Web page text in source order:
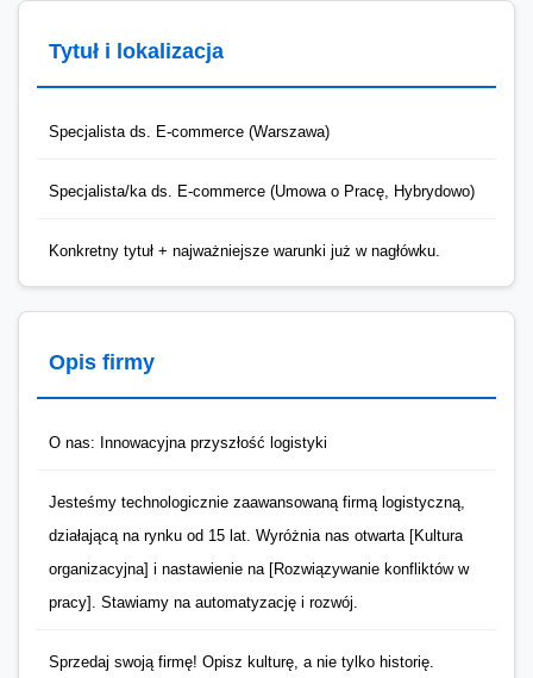
Tytuł i lokalizacja
Specjalista ds. E-commerce (Warszawa)
Specjalista/ka ds. E-commerce (Umowa o Pracę, Hybrydowo)
Konkretny tytuł + najważniejsze warunki już w nagłówku.
Opis firmy
O nas: Innowacyjna przyszłość logistyki
Jesteśmy technologicznie zaawansowaną firmą logistyczną,
działającą na rynku od 15 lat. Wyróżnia nas otwarta [Kultura
organizacyjna] i nastawienie na [Rozwiązywanie konfliktów w
pracy]. Stawiamy na automatyzację i rozwój.
Sprzedaj swoją firmę! Opisz kulturę, a nie tylko historię.